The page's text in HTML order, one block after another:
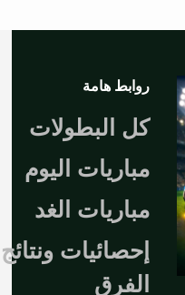
روابط هامة
كل البطولات
مباريات اليوم
مباريات الغد
إحصائيات ونتائج
الفرق